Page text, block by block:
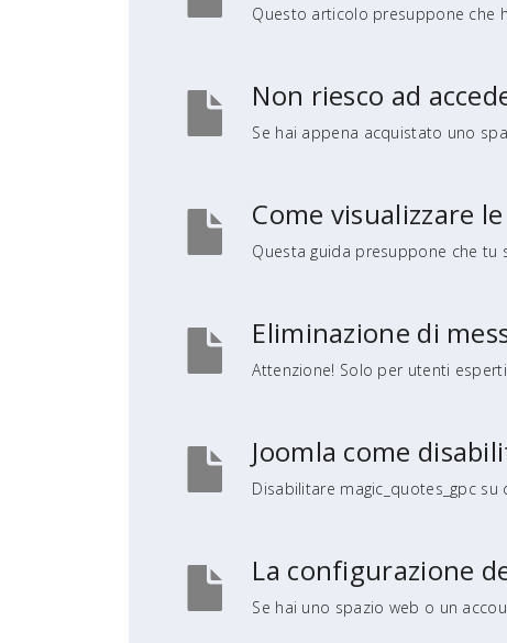
Questo articolo presuppone che
Non riesco ad
Se hai appena acquistato uno
Come visualizzare
Questa guida presuppone che tu
Eliminazione di
Attenzione! Solo per utenti
Joomla come
Disabilitare magic_quotes_gpc
La configurazione
Se hai uno spazio web o un